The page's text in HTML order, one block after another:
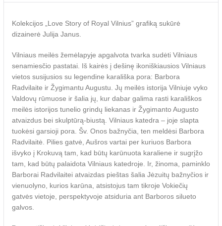
Kolekcijos „Love Story of Royal Vilnius” grafiką sukūrė
dizainerė Julija Janus.
Vilniaus meilės žemėlapyje apgalvota tvarka sudėti Vilniaus
senamiesčio pastatai. Iš kairės į dešinę ikoniškiausios Vilniaus
vietos susijusios su legendine karališka pora: Barbora
Radvilaite ir Žygimantu Augustu. Jų meilės istorija Vilniuje vyko
Valdovų rūmuose ir šalia jų, kur dabar galima rasti karališkos
meilės istorijos tunelio grindų liekanas ir Žygimanto Augusto
atvaizdus bei skulptūrą-biustą. Vilniaus katedra – joje slapta
tuokėsi garsioji pora. Šv. Onos bažnyčia, ten meldėsi Barbora
Radvilaitė. Pilies gatvė, Aušros vartai per kuriuos Barbora
išvyko į Krokuvą tam, kad būtų karūnuota karaliene ir sugrįžo
tam, kad būtų palaidota Vilniaus katedroje. Ir, žinoma, paminklo
Barborai Radvilaitei atvaizdas pieštas šalia Jėzuitų bažnyčios ir
vienuolyno, kurios karūna, atsistojus tam tikroje Vokiečių
gatvės vietoje, perspektyvoje atsiduria ant Barboros silueto
galvos.